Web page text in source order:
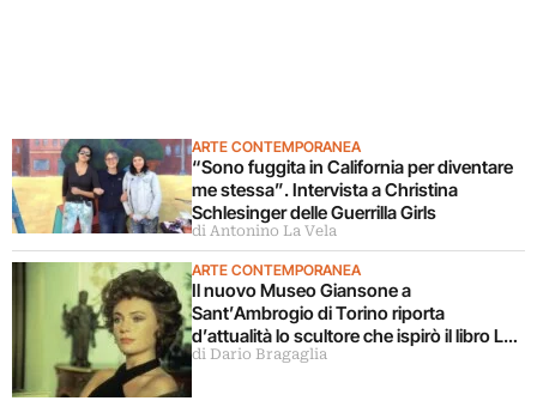
ARTE CONTEMPORANEA
“Sono fuggita in California per diventare
me stessa”. Intervista a Christina
Schlesinger delle Guerrilla Girls
di Antonino La Vela
ARTE CONTEMPORANEA
Il nuovo Museo Giansone a
Sant’Ambrogio di Torino riporta
d’attualità lo scultore che ispirò il libro La
donna della domenica
di Dario Bragaglia